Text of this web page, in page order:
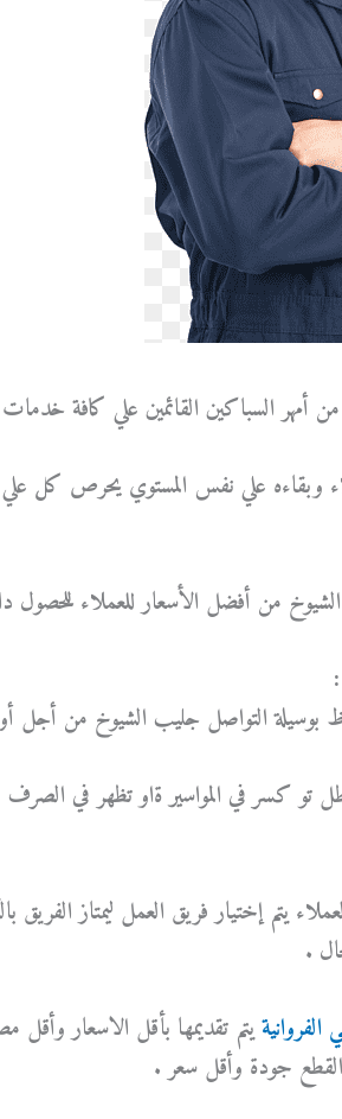
أمهر السباكين القائمين علي كافة
علي نفس المستوي يحرص كل علي
من أفضل الأسعار للعملاء للحصول
بوسيلة التواصل جليب الشيوخ من أجل
تو كسر في المواسير ةاو تظهر في
يتم إختيار فريق العمل ليمتاز الفريق
.
يتم تقديمها بأقل الاسعار وأقل
جودة وأقل سعر .